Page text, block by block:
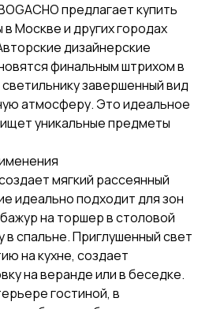
предлагает купить
Москве и других городах
дизайнерские
финальным штрихом в
завершенный вид
атмосферу. Это идеальное
уникальные предметы
мягкий рассеянный
идеально подходит для зон
на торшер в столовой
в спальне. Приглушенный свет
на кухне, создает
на веранде или в беседке.
гостиной, в